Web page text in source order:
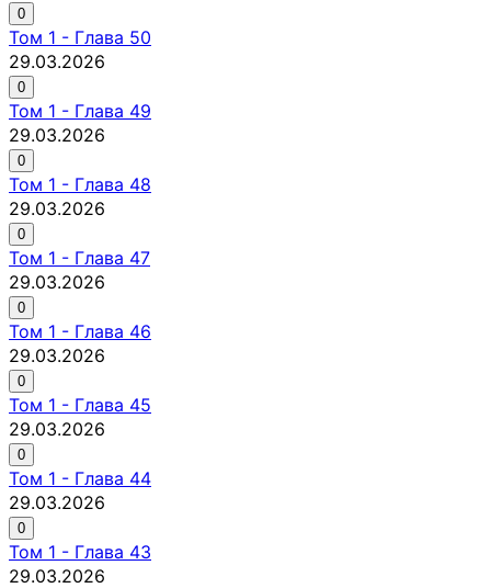
0
Том 1 - Глава 50
29.03.2026
0
Том 1 - Глава 49
29.03.2026
0
Том 1 - Глава 48
29.03.2026
0
Том 1 - Глава 47
29.03.2026
0
Том 1 - Глава 46
29.03.2026
0
Том 1 - Глава 45
29.03.2026
0
Том 1 - Глава 44
29.03.2026
0
Том 1 - Глава 43
29.03.2026